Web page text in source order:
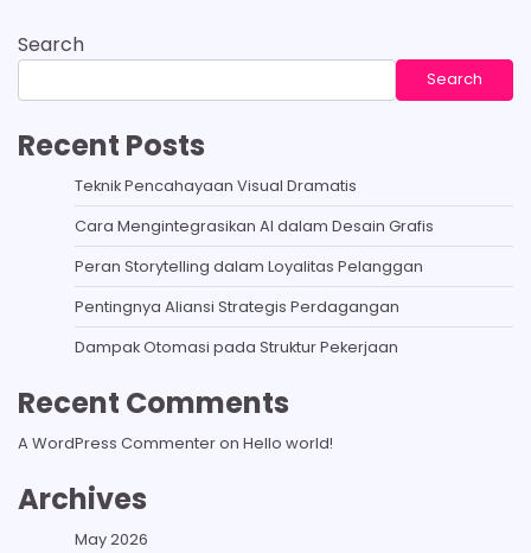
Search
Search
Recent Posts
Teknik Pencahayaan Visual Dramatis
Cara Mengintegrasikan AI dalam Desain Grafis
Peran Storytelling dalam Loyalitas Pelanggan
Pentingnya Aliansi Strategis Perdagangan
Dampak Otomasi pada Struktur Pekerjaan
Recent Comments
A WordPress Commenteron Hello world!
Archives
May 2026